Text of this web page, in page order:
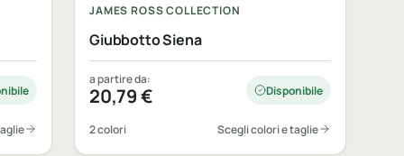
JAMES ROSS COLLECTION
Giubbotto Siena
a partire da:
20,79€ Disponibile
2 colori Scegli colori e taglie